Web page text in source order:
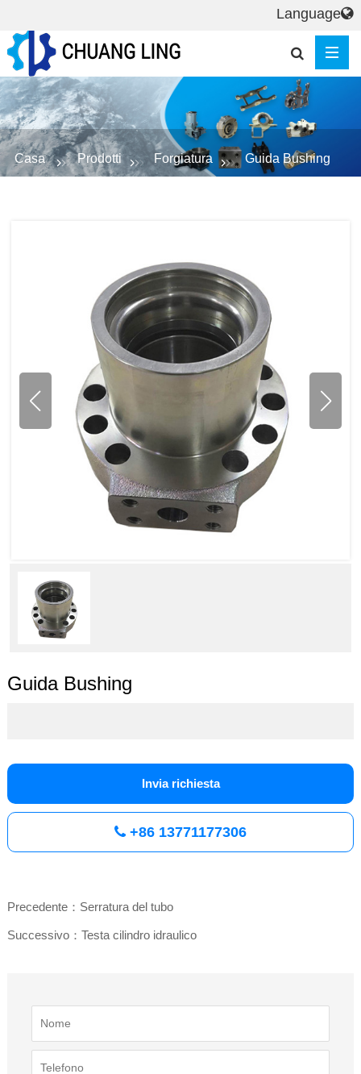
Casa Prodotti Forgiatura Guida Bushing
Guida Bushing
Invia richiesta
+86 13771177306
Precedente：Serratura del tubo
Successivo：Testa cilindro idraulico
Language